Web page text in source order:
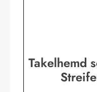
Takelhemd